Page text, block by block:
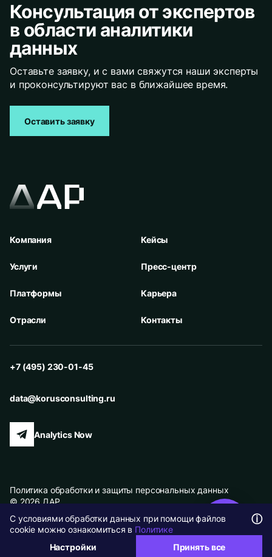
Консультация от экспертов
в области аналитики
данных
Оставьте заявку, и с вами свяжутся наши эксперты
и проконсультируют вас в ближайшее время.
Оставить заявку
Компания
Услуги
Платформы
Отрасли
Кейсы
Пресс-центр
Карьера
Контакты
+7 (495) 230-01-45
data@korusconsulting.ru
Analytics Now
Политика обработки и защиты персональных данных
© 2026 ДАР
Карта сайта
Настройки cookie
С условиями обработки данных при помощи файлов
cookie можно ознакомиться в Политике
ⓘ
Настройки Принять все